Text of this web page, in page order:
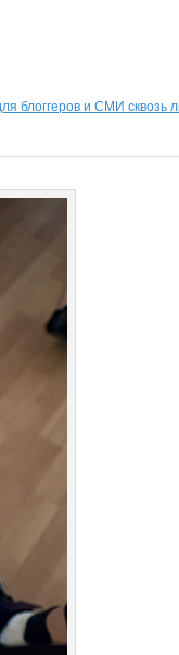
блоггеров и СМИ сквозь